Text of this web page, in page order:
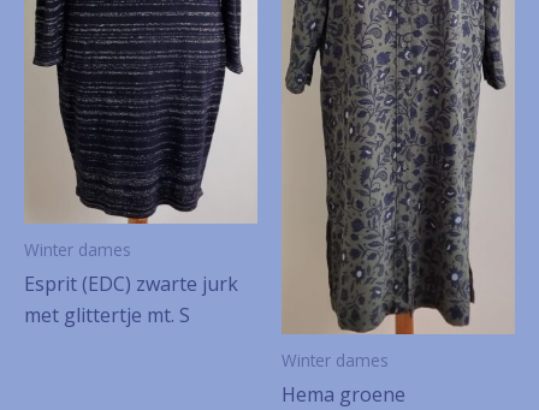
Winter dames
Esprit (EDC) zwarte jurk
met glittertje mt. S
Winter dames
Hema groene